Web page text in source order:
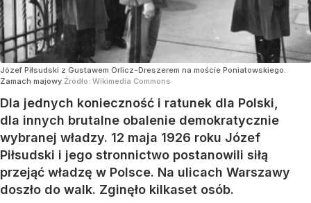
Józef Piłsudski z Gustawem Orlicz-Dreszerem na moście Poniatowskiego.
Zamach majowy Źródło: Wikimedia Commons
Dla jednych konieczność i ratunek dla Polski,
dla innych brutalne obalenie demokratycznie
wybranej władzy. 12 maja 1926 roku Józef
Piłsudski i jego stronnictwo postanowili siłą
przejąć władzę w Polsce. Na ulicach Warszawy
doszło do walk. Zginęło kilkaset osób.